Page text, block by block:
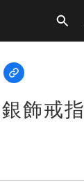
飾戒指